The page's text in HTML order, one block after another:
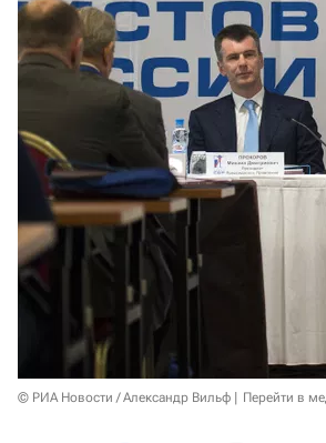
© РИА Новости / Александр Вильф Перейти в